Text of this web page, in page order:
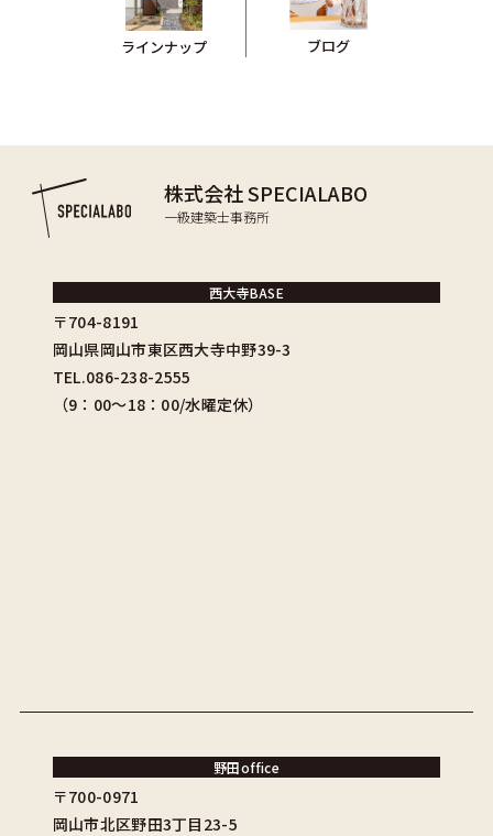
ラインナップ ブログ
株式会社 SPECIALABO
一級建築士事務所
西大寺BASE
〒704-8191
岡山県岡山市東区西大寺中野39-3
TEL.086-238-2555
（9：00〜18：00/水曜定休）
野田office
〒700-0971
岡山市北区野田3丁目23-5